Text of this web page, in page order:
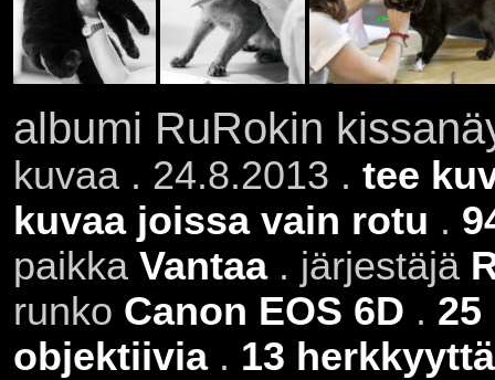
albumi RuRokin
kuvaa . 24.8.2013 . tee
kuvaa joissa vain rotu .
paikka Vantaa. järjestäjä
runko Canon EOS 6D . 25
objektiivia. 13 herkkyyttä